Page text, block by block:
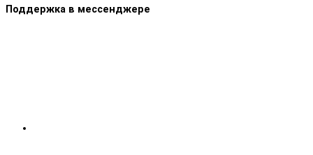
Поддержка в мессенджере